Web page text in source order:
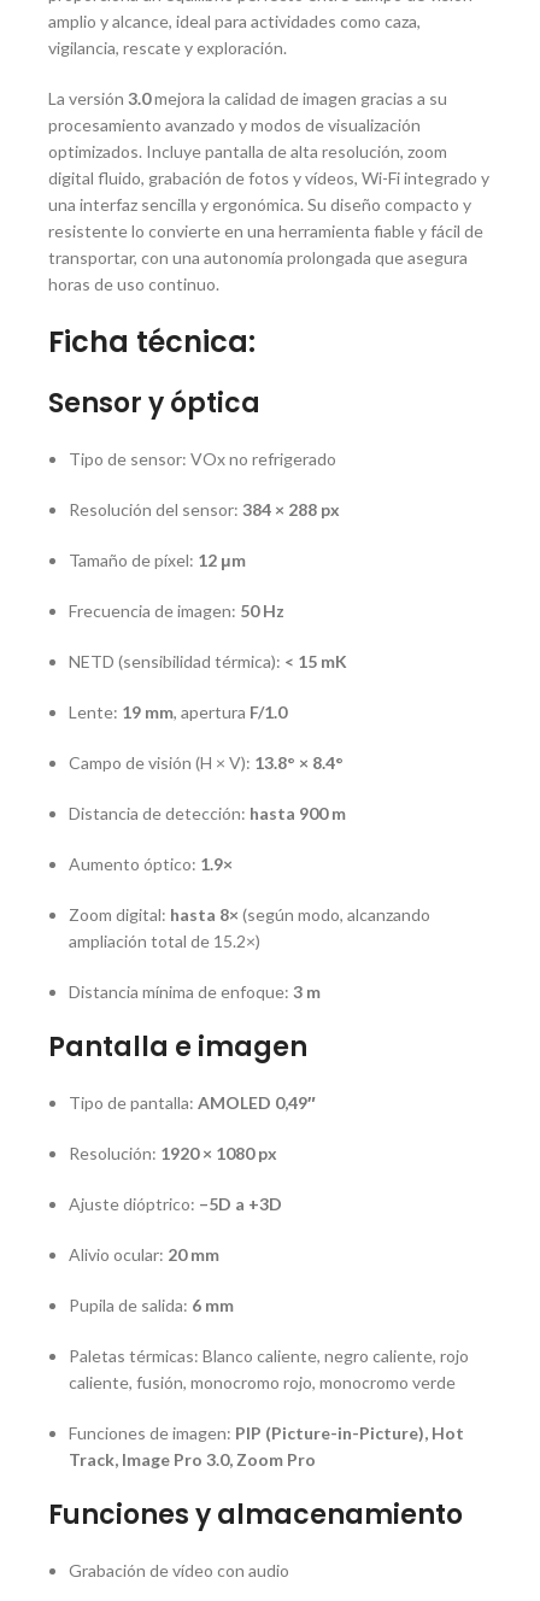
amplio y alcance, ideal para actividades como caza,
vigilancia, rescate y exploración.
La versión 3.0mejora la calidad de imagen gracias a su
procesamiento avanzado y modos de visualización
optimizados. Incluye pantalla de alta resolución, zoom
digital fluido, grabación de fotos y vídeos, Wi-Fi integrado y
una interfaz sencilla y ergonómica. Su diseño compacto y
resistente lo convierte en una herramienta fiable y fácil de
transportar, con una autonomía prolongada que asegura
horas de uso continuo.
Ficha técnica:
Sensor y óptica
Tipo de sensor: VOx no refrigerado
Resolución del sensor: 384 × 288 px
Tamaño de píxel: 12 μm
Frecuencia de imagen: 50 Hz
NETD (sensibilidad térmica): < 15 mK
Lente: 19 mm, apertura F/1.0
Campo de visión (H × V): 13.8° × 8.4°
Distancia de detección: hasta 900 m
Aumento óptico: 1.9×
Zoom digital: hasta 8× (según modo, alcanzando
ampliación total de 15.2×)
Distancia mínima de enfoque: 3 m
Pantalla e imagen
Tipo de pantalla: AMOLED 0,49″
Resolución: 1920 × 1080 px
Ajuste dióptrico: –5D a +3D
Alivio ocular: 20 mm
Pupila de salida: 6 mm
Paletas térmicas: Blanco caliente, negro caliente, rojo
caliente, fusión, monocromo rojo, monocromo verde
Funciones de imagen: PIP (Picture-in-Picture), Hot
Track, Image Pro 3.0, Zoom Pro
Funciones y almacenamiento
Grabación de vídeo con audio